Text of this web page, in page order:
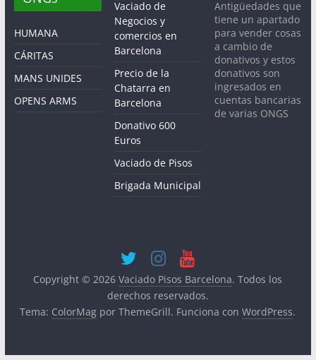
HUMANA
CÁRITAS
MANS UNIDES
OPENS ARMS
Vaciado de
Negocios y
comercios en
Barcelona
Precio de la
Chatarra en
Barcelona
Donativo 600
Euros
Vaciado de Pisos
Brigada Municipal
Antigüedades que
tiene un apartado
para vender cosas
a cambio de
donativos y estos
donativos son
ingresados en
cuentas bancarias
de varias ONGS
Copyright © 2026Vaciado Pisos Barcelona. Todos los
derechos reservados.
Tema: ColorMag por ThemeGrill. Funciona conWordPress.